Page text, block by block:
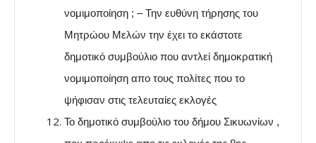
νομιμοποίηση ; – Την ευθύνη τήρησης του
Μητρώου Μελών την έχει το εκάστοτε
δημοτικό συμβούλιο που αντλεί δημοκρατική
νομιμοποίηση απο τους πολίτες που το
ψήφισαν στις τελευταίες εκλογές
Το δημοτικό συμβούλιο του δήμου Σικυωνίων ,